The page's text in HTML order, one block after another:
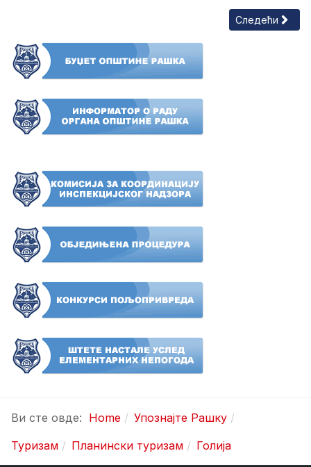
Следећи
Следећи
Ви сте овде: Home
Упознајте Рашку
Туризам
Планински туризам Голија